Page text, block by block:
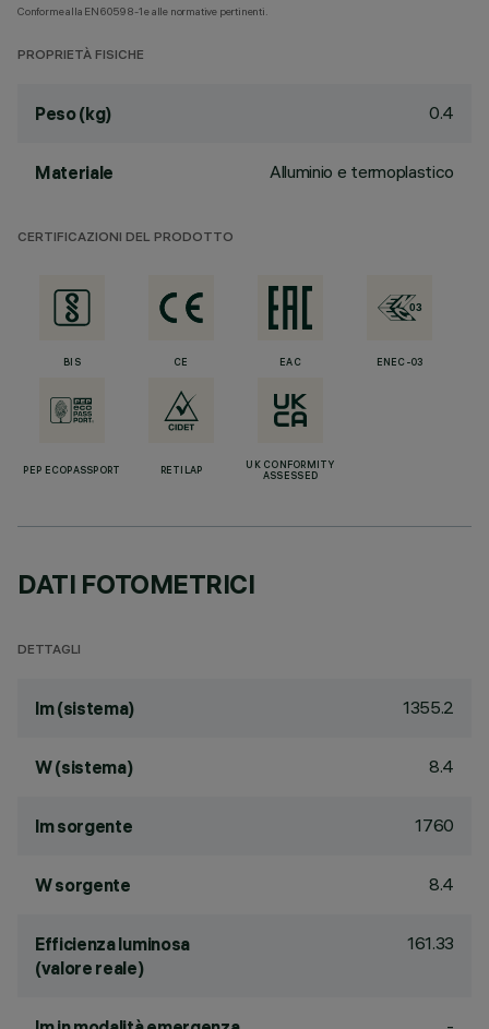
Conforme alla EN60598-1 e alle normative pertinenti.
PROPRIETÀ FISICHE
Peso (kg) 0.4
Materiale Alluminio e termoplastico
CERTIFICAZIONI DEL PRODOTTO
BIS CE EAC ENEC-03
PEP ECOPASSPORT RETILAP
UK CONFORMITY
ASSESSED
DATI FOTOMETRICI
DETTAGLI
lm (sistema) 1355.2
W (sistema) 8.4
lm sorgente 1760
W sorgente 8.4
Efficienza luminosa
(valore reale)
161.33